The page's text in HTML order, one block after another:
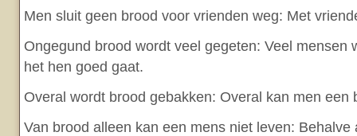
Men sluit geen brood voor vrienden weg: Met
Ongegund brood wordt veel gegeten: Veel mensen
het hen goed gaat.
Overal wordt brood gebakken: Overal kan men een
Van brood alleen kan een mens niet leven: Behalve